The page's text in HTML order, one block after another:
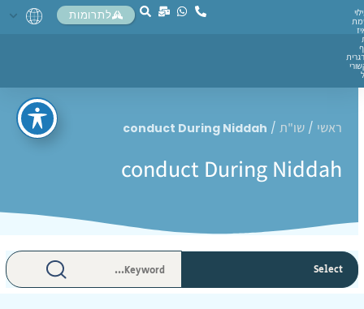
לתרומות
ראשי / שו"ת /
conduct During Niddah
conduct During Niddah